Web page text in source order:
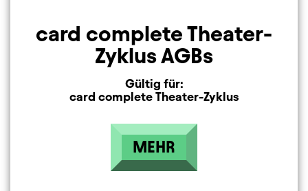
card complete Theater-
Zyklus AGBs
Gültig für:
card complete Theater-Zyklus
MEHR